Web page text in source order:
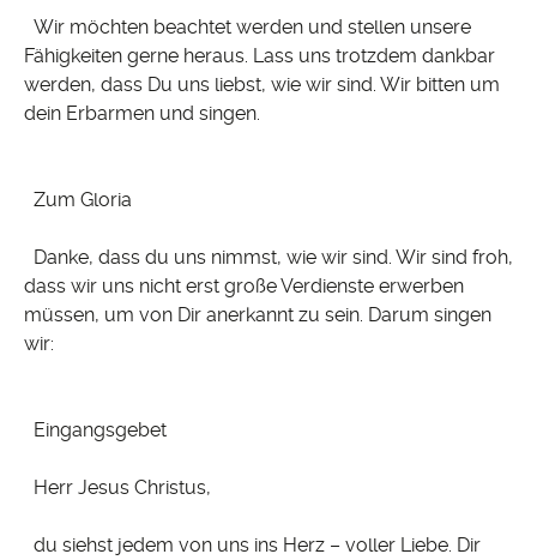
Wir möchten beachtet werden und stellen unsere
Fähigkeiten gerne heraus. Lass uns trotzdem dankbar
werden, dass Du uns liebst, wie wir sind. Wir bitten um
dein Erbarmen und singen.
Zum Gloria
Danke, dass du uns nimmst, wie wir sind. Wir sind froh,
dass wir uns nicht erst große Verdienste erwerben
müssen, um von Dir anerkannt zu sein. Darum singen
wir:
Eingangsgebet
Herr Jesus Christus,
du siehst jedem von uns ins Herz – voller Liebe. Dir